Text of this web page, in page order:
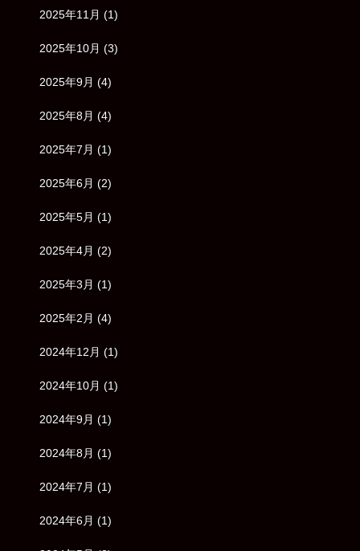
2025年11月 (1)
2025年10月 (3)
2025年9月 (4)
2025年8月 (4)
2025年7月 (1)
2025年6月 (2)
2025年5月 (1)
2025年4月 (2)
2025年3月 (1)
2025年2月 (4)
2024年12月 (1)
2024年10月 (1)
2024年9月 (1)
2024年8月 (1)
2024年7月 (1)
2024年6月 (1)